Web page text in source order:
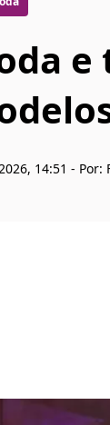
e
14:51 - Por: